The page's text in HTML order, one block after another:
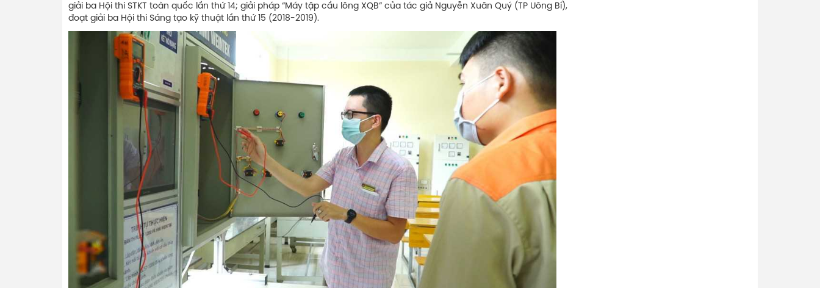
giải ba Hội thi STKT toàn quốc lần thứ 14; giải pháp “Máy tập cầu lông XQB” của tác giả Nguyễn Xuân Quý (TP Uông Bí),
đoạt giải ba Hội thi Sáng tạo kỹ thuật lần thứ 15 (2018-2019).